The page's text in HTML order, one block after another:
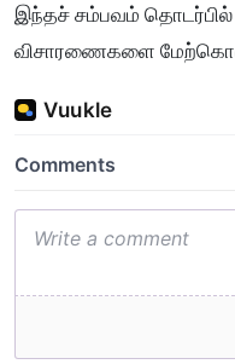
இந்தச் சம்பவம்
விசாரணைகளை